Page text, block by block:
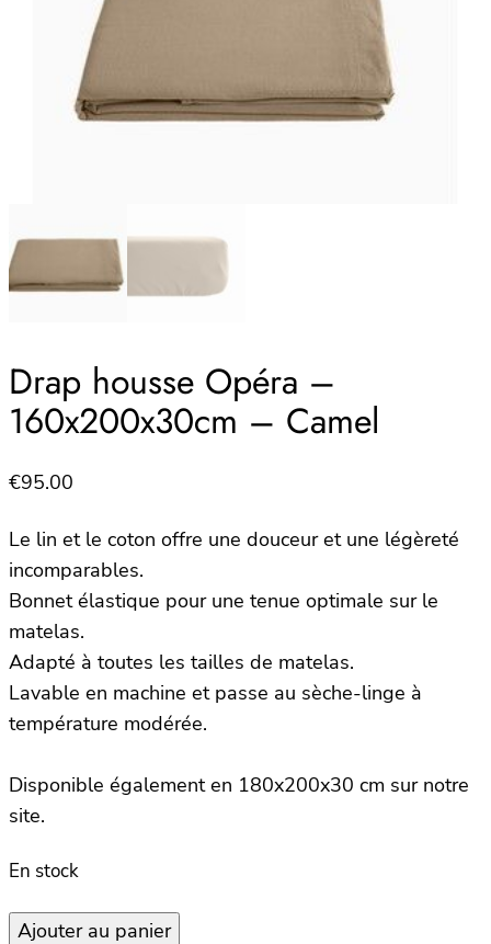
Drap housse Opéra –
160x200x30cm – Camel
€95.00
Le lin et le coton offre une douceur et une légèreté
incomparables.
Bonnet élastique pour une tenue optimale sur le
matelas.
Adapté à toutes les tailles de matelas.
Lavable en machine et passe au sèche-linge à
température modérée.
Disponible également en 180x200x30 cm sur notre
site.
En stock
quantité
Ajouter au panier